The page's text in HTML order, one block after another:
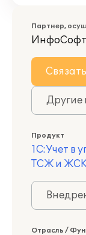
Партнер,
ИнфоСофт
Другие
Продукт
1С:Учет в
ТСЖ и
Отрасль /